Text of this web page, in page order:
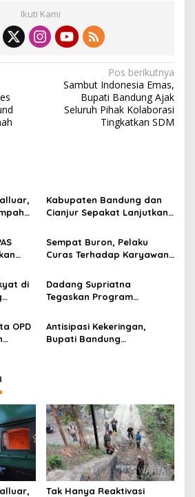
Ikuti Kami
Pos berikutnya
Sambut Indonesia Emas,
Bupati Bandung Ajak
Seluruh Pihak Kolaborasi
Tingkatkan SDM
Kabupaten Bandung dan
Cianjur Sepakat Lanjutkan
Percepat Pertumbuhan
Ekonomi Daerah
Sempat Buron, Pelaku
Curas Terhadap Karyawan
Ditangkap Polisi
di
Dadang Supriatna
Tegaskan Program
Efisiensi Anggaran
OPD
Antisipasi Kekeringan,
Bupati Bandung
Tak Hanya Reaktivasi